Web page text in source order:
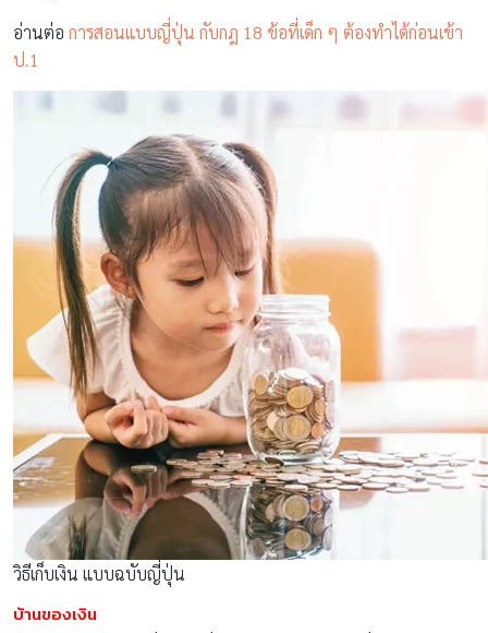
อ่านต่อ การสอนแบบญี่ปุ่น กับกฎ 18 ข้อที่เด็ก ๆ ต้องทำได้ก่อนเข้า
ป.1
วิธีเก็บเงิน แบบฉบับญี่ปุ่น
บ้านของเงิน